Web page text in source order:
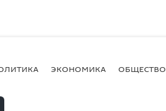
ЭКОНОМИКА ОБЩЕСТВО